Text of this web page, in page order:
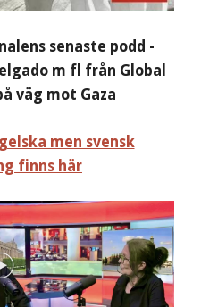
senaste podd -
m fl från Global
väg mot Gaza
men svensk
finns här